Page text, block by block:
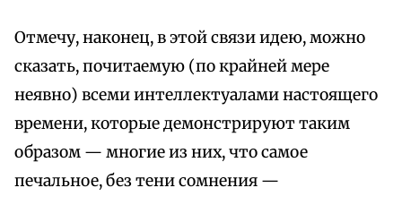
Отмечу, наконец, в этой связи идею, можно
сказать, почитаемую (по крайней мере
неявно) всеми интеллектуалами настоящего
времени, которые демонстрируют таким
образом — многие из них, что самое
печальное, без тени сомнения —